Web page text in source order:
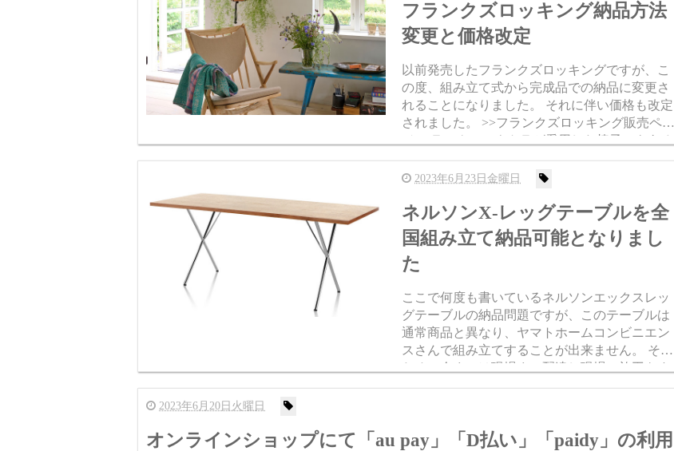
フランクズロッキング納品方法
変更と価格改定
以前発売したフランクズロッキングですが、こ
の度、組み立て式から完成品での納品に変更さ
れることになりました。 それに伴い価格も改定
されました。 >>フランクズロッキング販売ペー
ジ フランク・シナトラが愛用した椅子でもある
のでアメリカンミッドセンチュリーモダンとも
相性が良...
2023年6月23日金曜日
ネルソンX-レッグテーブルを全
国組み立て納品可能となりまし
た
ここで何度も書いているネルソンエックスレッ
グテーブルの納品問題ですが、このテーブルは
通常商品と異なり、ヤマトホームコンビニエン
スさんで組み立てすることが出来ません。 その
ため、今までは現場まで配達し現場で施工をす
るようにしておりました。 名古屋から遠い東京
2023年6月20日火曜日
オンラインショップにて「au pay」「D払い」「paidy」の利用